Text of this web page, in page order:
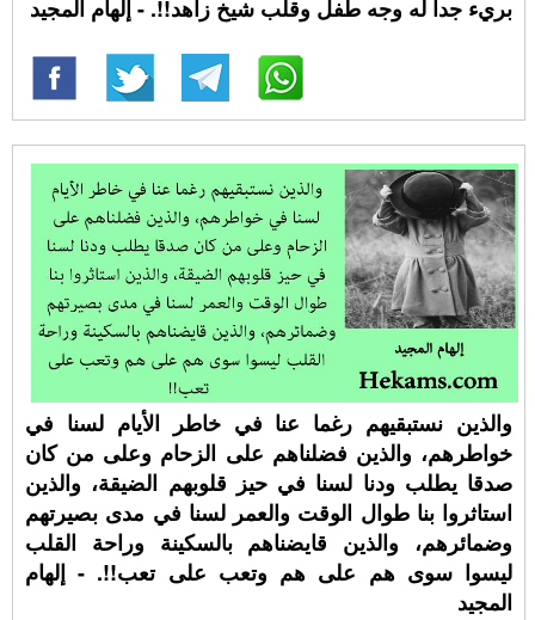
بريء جدا له وجه طفل وقلب شيخ زاهد!!. - إلهام المجيد
والذين نستبقيهم رغما عنا في خاطر الأيام لسنا في
خواطرهم، والذين فضلناهم على الزحام وعلى من كان
صدقا يطلب ودنا لسنا في حيز قلوبهم الضيقة، والذين
استاثروا بنا طوال الوقت والعمر لسنا في مدى بصيرتهم
وضمائرهم، والذين قايضناهم بالسكينة وراحة القلب
ليسوا سوى هم على هم وتعب على تعب!!. - إلهام
المجيد